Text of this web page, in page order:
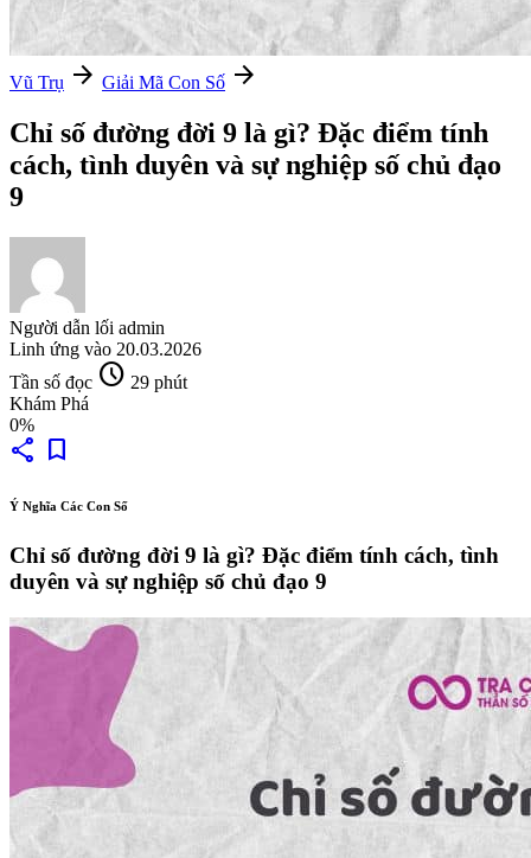
Vũ Trụ arrow_forward Giải Mã Con Số arrow_forward
Chỉ số đường đời 9 là gì? Đặc điểm tính
cách, tình duyên và sự nghiệp số chủ đạo
9
Người dẫn lối admin
Linh ứng vào 20.03.2026
Tần số đọc schedule 29 phút
Khám Phá
0%
share bookmark
Ý Nghĩa Các Con Số
Chỉ số đường đời 9 là gì? Đặc điểm tính cách, tình
duyên và sự nghiệp số chủ đạo 9